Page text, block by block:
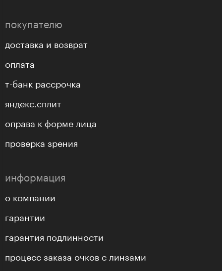
покупателю
доставка и возврат
оплата
т-банк рассрочка
яндекс.сплит
оправа к форме лица
проверка зрения
информация
о компании
гарантии
гарантия подлинности
процесс заказа очков с линзами